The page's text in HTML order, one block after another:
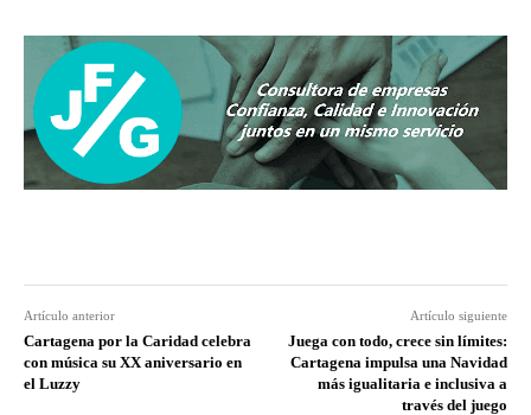
Artículo anterior
Cartagena por la Caridad celebra
con música su XX aniversario en
el Luzzy
Artículo siguiente
Juega con todo, crece sin límites:
Cartagena impulsa una Navidad
más igualitaria e inclusiva a
través del juego